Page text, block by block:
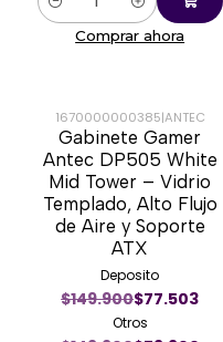
Cantidad
Comprar ahora
-47%
1670000000385|ANTEC
Gabinete Gamer
Antec DP505 White
Mid Tower – Vidrio
Templado, Alto Flujo
de Aire y Soporte
ATX
Deposito
$149.900$77.503
Otros